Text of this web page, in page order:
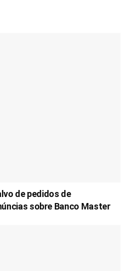
de pedidos de
sobre Banco Master